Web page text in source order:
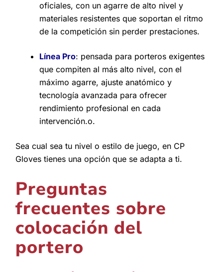
oficiales, con un agarre de alto nivel y
materiales resistentes que soportan el ritmo
de la competición sin perder prestaciones.
Línea Pro: pensada para porteros exigentes
que compiten al más alto nivel, con el
máximo agarre, ajuste anatómico y
tecnología avanzada para ofrecer
rendimiento profesional en cada
intervención.o.
Sea cual sea tu nivel o estilo de juego, en CP
Gloves tienes una opción que se adapta a ti.
Preguntas
frecuentes sobre
colocación del
portero